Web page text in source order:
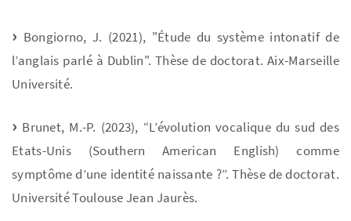
Bongiorno, J. (2021), "Étude du système intonatif de
l’anglais parlé à Dublin". Thèse de doctorat. Aix-Marseille
Université.
Brunet, M.-P. (2023), “L’évolution vocalique du sud des
Etats-Unis (Southern American English) comme
symptôme d’une identité naissante ?”. Thèse de doctorat.
Université Toulouse Jean Jaurès.